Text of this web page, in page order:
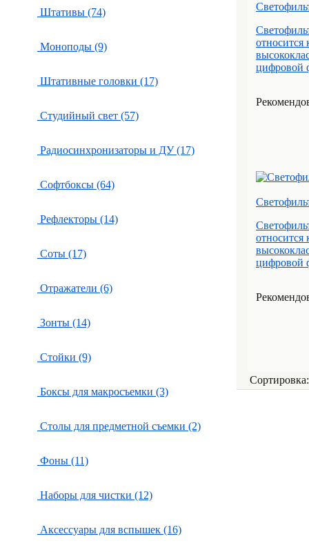
Штативы (74)
Моноподы (9)
Штативные головки (17)
Студийный свет (57)
Радиосинхронизаторы и ДУ (17)
Софтбоксы (64)
Рефлекторы (14)
Соты (17)
Отражатели (6)
Зонты (14)
Стойки (9)
Боксы для макросъемки (3)
Столы для предметной съемки (2)
Фоны (11)
Наборы для чистки (12)
Аксессуары для вспышек (16)
цифровой
цифровой